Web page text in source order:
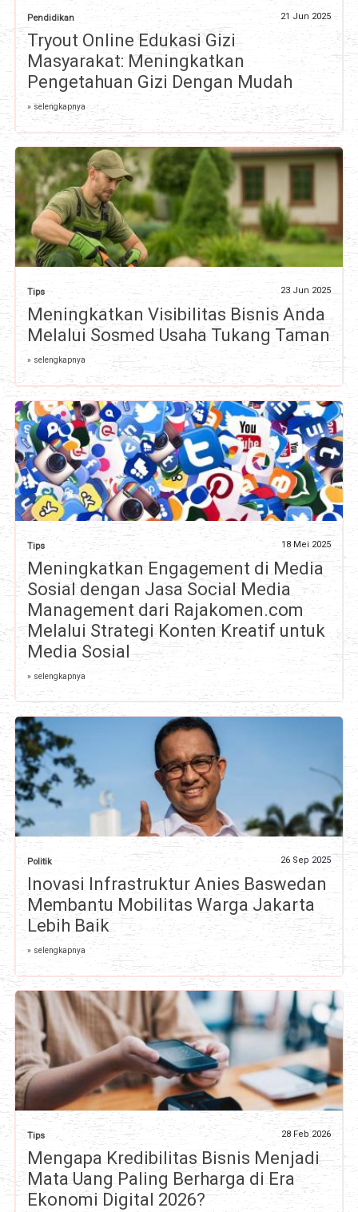
Pendidikan 21 Jun 2025
Tryout Online Edukasi Gizi
Masyarakat: Meningkatkan
Pengetahuan Gizi Dengan Mudah
» selengkapnya
Tips 23 Jun 2025
Meningkatkan Visibilitas Bisnis Anda
Melalui Sosmed Usaha Tukang Taman
» selengkapnya
Tips 18 Mei 2025
Meningkatkan Engagement di Media
Sosial dengan Jasa Social Media
Management dari Rajakomen.com
Melalui Strategi Konten Kreatif untuk
Media Sosial
» selengkapnya
Politik 26 Sep 2025
Inovasi Infrastruktur Anies Baswedan
Membantu Mobilitas Warga Jakarta
Lebih Baik
» selengkapnya
Tips 28 Feb 2026
Mengapa Kredibilitas Bisnis Menjadi
Mata Uang Paling Berharga di Era
Ekonomi Digital 2026?